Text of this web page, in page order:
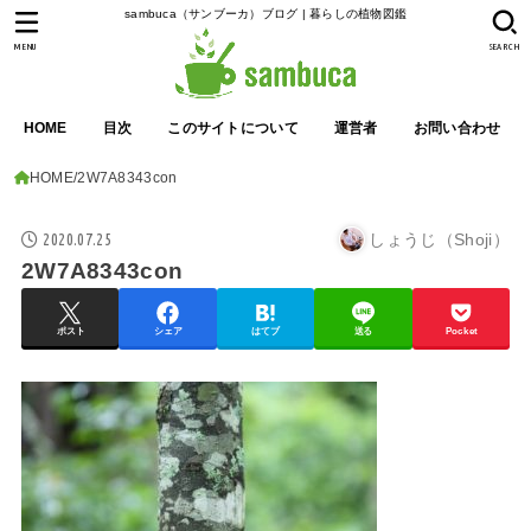
sambuca（サンブーカ）ブログ | 暮らしの植物図鑑
HOME 目次 このサイトについて 運営者 お問い合わせ
SEARCH
MENU
HOME 2W7A8343con
2020.07.25 しょうじ（Shoji）
2W7A8343con
ポスト シェア はてブ 送る Pocket